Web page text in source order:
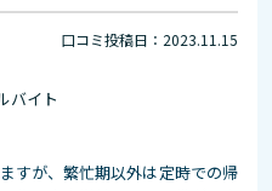
口コミ投稿日：2023.11.15
バイト
すが、繁忙期以外は定時での帰